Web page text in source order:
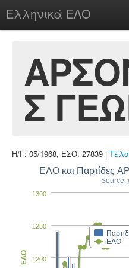
Ελληνικά ΕΛΟ
chesstu.be @ discord
LoginΣ
Η/Γ: 05/1968, ΕΣΟ: 27839 |
ΕΛΟ και Παρτίδες
Source:
ΕΛΟ
1200
1250
1300
ΕΛΟ